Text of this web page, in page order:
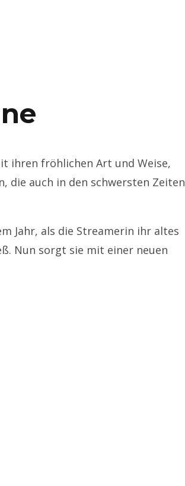
ihren fröhlichen Art und Weise,
die auch in den schwersten Zeiten
Jahr, als die Streamerin ihr altes
Nun sorgt sie mit einer neuen